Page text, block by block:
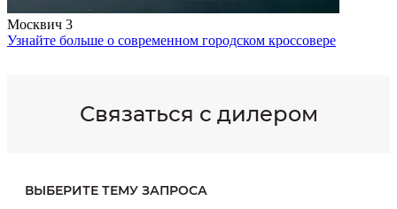
Москвич 3
Узнайте больше о современном городском кроссовере
Связаться с дилером
ВЫБЕРИТЕ ТЕМУ ЗАПРОСА